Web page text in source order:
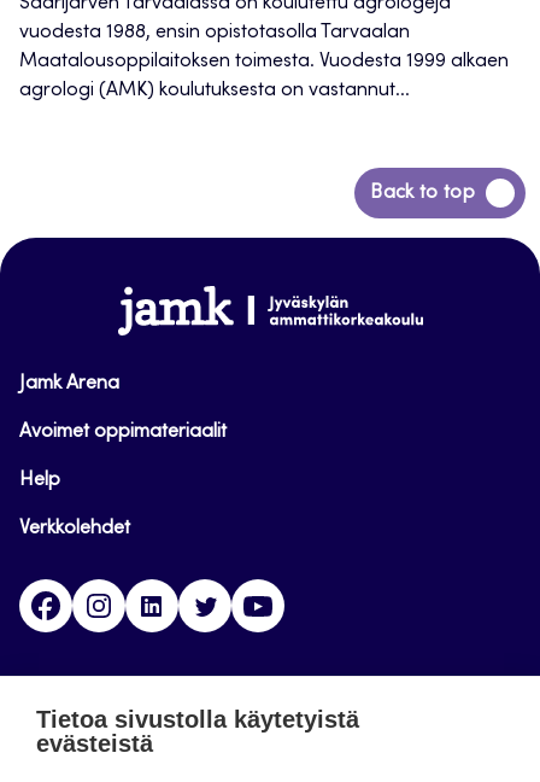
Saarijärven Tarvaalassa on koulutettu agrologeja
vuodesta 1988, ensin opistotasolla Tarvaalan
Maatalousoppilaitoksen toimesta. Vuodesta 1999 alkaen
agrologi (AMK) koulutuksesta on vastannut...
Back to top
Siirry
takaisin
www.jamk.fi
Jamk Arena
Avoimet oppimateriaalit
Help
Verkkolehdet
FacebookInstagramLinkedinTwitter
Tietoa sivustolla käytetyistä
evästeistä